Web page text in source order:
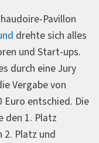
Pavillon
drehte sich alles
und Start-ups.
durch eine Jury
Vergabe von
Euro entschied. Die
den 1. Platz
2. Platz und